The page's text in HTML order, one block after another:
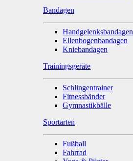
Bandagen
Handgelenksbandagen
Ellenbogenbandagen
Kniebandagen
Trainingsgeräte
Schlingentrainer
Fitnessbänder
Gymnastikbälle
Sportarten
Fußball
Fahrrad